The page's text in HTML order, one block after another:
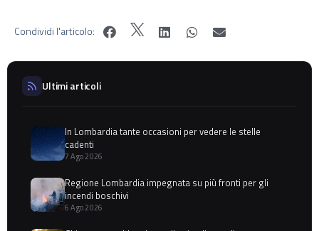
Condividi l'articolo:
Ultimi articoli
In Lombardia tante occasioni per vedere le stelle
cadenti
7 Ago 2026
Regione Lombardia impegnata su più fronti per gli
incendi boschivi
6 Ago 2026